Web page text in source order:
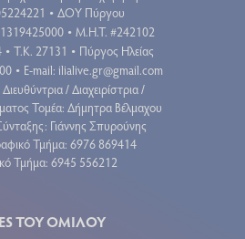
• ΔΟΥ Πύργου
• Μ.Η.Τ. #242102
• Τ.Κ. 27131 • Πύργος Ηλείας
• E-mail: ilialive.gr@gmail.com
Διευθύντρια / Διαχειρίστρια /
Τομέα: Δήμητρα Βέλμαχου
Γιάννης Σπυρούνης
Τμήμα: 6976 869414
Τμήμα: 6945 556212
ΤΟΥ ΟΜΙΛΟΥ